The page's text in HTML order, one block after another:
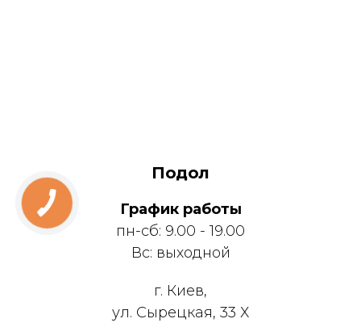
Подол
График работы
пн-сб: 9.00 - 19.00
Вс: выходной
г. Киев,
ул. Сырецкая, 33 Х